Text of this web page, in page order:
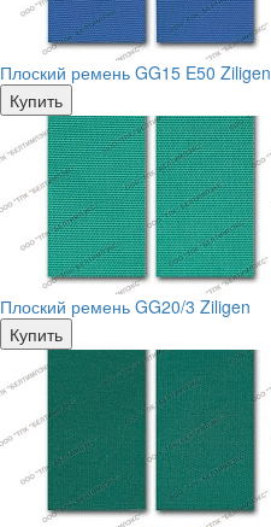
Плоский ремень GG15 E50 Ziligen
Купить
Плоский ремень GG20/3 Ziligen
Купить